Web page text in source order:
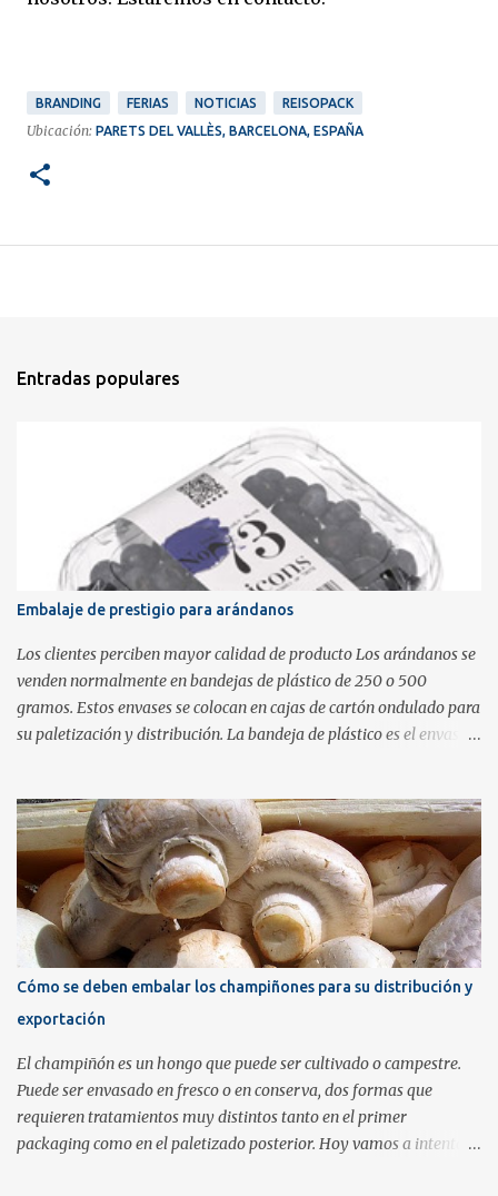
BRANDING FERIAS NOTICIAS REISOPACK
Ubicación: PARETS DEL VALLÈS, BARCELONA, ESPAÑA
Entradas populares
Embalaje de prestigio para arándanos
Los clientes perciben mayor calidad de producto Los arándanos se
venden normalmente en bandejas de plástico de 250 o 500
gramos. Estos envases se colocan en cajas de cartón ondulado para
su paletización y distribución. La bandeja de plástico es el envase
añaden etiquetas que contienen la información de trazabilidad.
Este tipo de embalaje es el más habitual pero no transmite la
calidad del producto que lleva dentro. Una buena alternativa
consiste en utilizar una barqueta transparente con tapa de bisagra
como envase y añadir una banda impresa a modo de etiqueta y
cierre de seguridad. Estos envases de plástico PET rígido tiene un
coste alrededor de los 15 céntimos de euro mientras que el coste de
aplicar una banda impresa es de solamente 5 céntimos de euro, en
cifras calculadas a modo orientativo. No difiere mucho en coste de
utilizar una bandeja de plástico...
Cómo se deben embalar los champiñones para su distribución y
exportación
El champiñón es un hongo que puede ser cultivado o campestre.
Puede ser envasado en fresco o en conserva, dos formas que
requieren tratamientos muy distintos tanto en el primer
packaging como en el paletizado posterior. Hoy vamos a intentar